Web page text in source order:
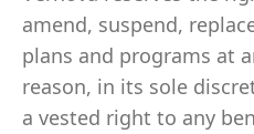
amend, suspend,
plans and programs at
reason, in its sole
a vested right to any